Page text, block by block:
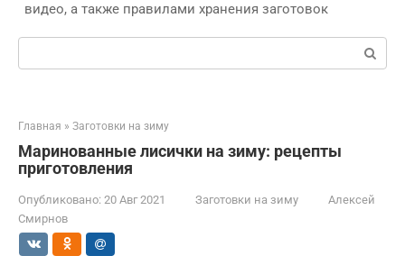
видео, а также правилами хранения заготовок
Поиск:
Главная » Заготовки на зиму
Маринованные лисички на зиму: рецепты
приготовления
Опубликовано: 20 Авг 2021 Заготовки на зиму
Алексей
Смирнов